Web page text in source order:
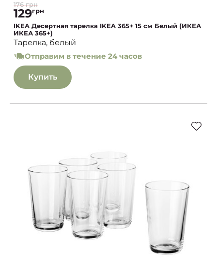
176 грн
129грн
IKEA Десертная тарелка IKEA 365+ 15 см Белый (ИКЕА
ИКЕА 365+)
Тарелка, белый
Отправим в течение 24 часов
Купить